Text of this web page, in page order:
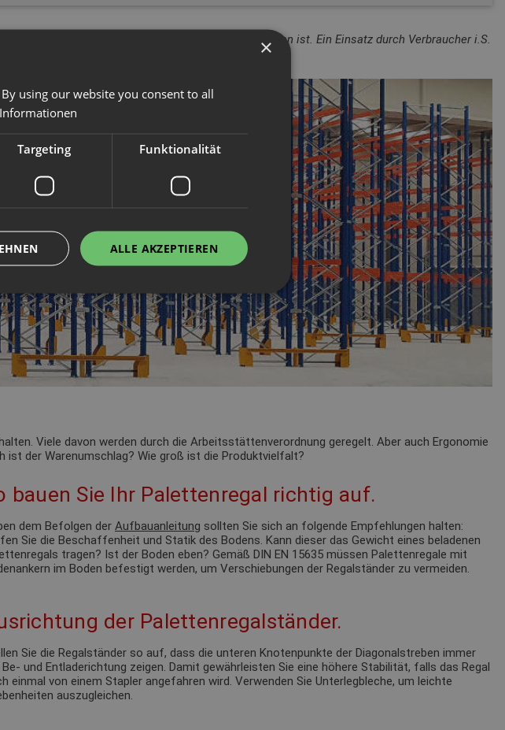
für den gewerblichen Einsatz vorgesehen ist. Ein Einsatz durch Verbraucher i.S.
Viele davon werden durch die Arbeitsstättenverordnung geregelt. Aber auch Ergonomie
ist der Warenumschlag? Wie groß ist die Produktvielfalt?
bauen Sie Ihr Palettenregal richtig auf.
dem Befolgen der Aufbauanleitung sollten Sie sich an folgende Empfehlungen halten:
Sie die Beschaffenheit und Statik des Bodens. Kann dieser das Gewicht eines beladenen
tragen? Ist der Boden eben? Gemäß DIN EN 15635 müssen Palettenregale mit
im Boden befestigt werden, um Verschiebungen der Regalständer zu vermeiden.
der Palettenregalständer.
Sie die Regalständer so auf, dass die unteren Knotenpunkte der Diagonalstreben immer
Be- und Entladerichtung zeigen. Damit gewährleisten Sie eine höhere Stabilität, falls das Regal
einmal von einem Stapler angefahren wird. Verwenden Sie Unterlegbleche, um leichte
auszugleichen.
×
using our website you consent to all
Targeting Funktionalität
ALLE AKZEPTIEREN